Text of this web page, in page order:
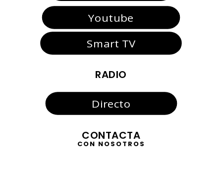
Youtube
Smart TV
RADIO
Directo
CONTACTA
CON NOSOTROS